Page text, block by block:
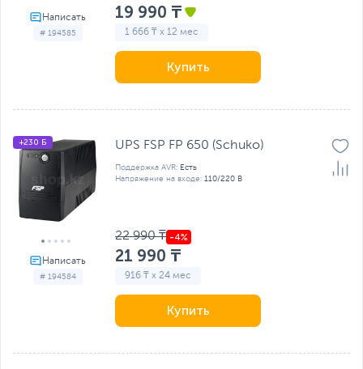
# 194585
19 990 ₸
1 666 ₸ x 12 мес
Купить
# 194584
+230 Б UPS FSP FP 650 (Schuko)
Поддержка AVR: Есть
Напряжение на входе: 110/220 В
22 990 ₸
21 990 ₸
916 ₸ x 24 мес
Купить